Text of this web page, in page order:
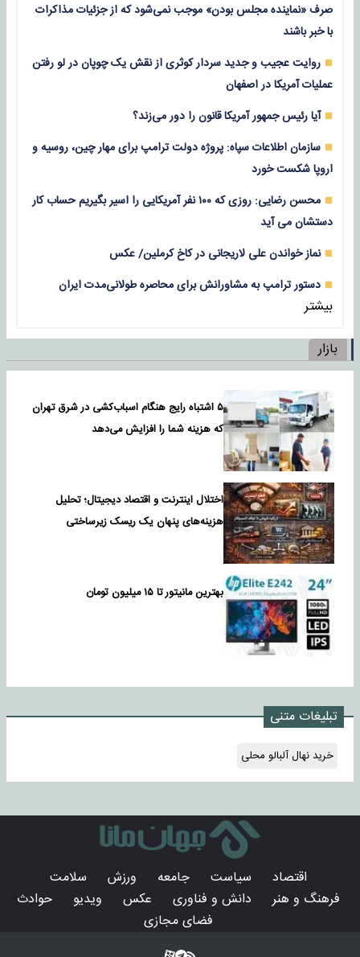
صرف «نماینده مجلس بودن» موجب نمی‌شود که از جزئیات مذاکرات
با خبر باشند
روایت عجیب و جدید سردار کوثری از نقش یک چوپان در لو رفتن
عملیات آمریکا در اصفهان
آیا رئیس جمهور آمریکا قانون را دور می‌زند؟
سازمان اطلاعات سپاه: پروژه دولت ترامپ برای مهار چین، روسیه و
اروپا شکست خورد
محسن رضایی: روزی که ۱۰۰ نفر آمریکایی را اسیر بگیریم حساب کار
دستشان می آید
نماز خواندن علی لاریجانی در کاخ کرملین/ عکس
دستور ترامپ به مشاورانش برای محاصره طولانی‌مدت ایران
بیشتر
بازار
۵ اشتباه رایج هنگام اسباب‌کشی در شرق تهران
که هزینه شما را افزایش می‌دهد
اختلال اینترنت و اقتصاد دیجیتال؛ تحلیل
هزینه‌های پنهان یک ریسک زیرساختی
بهترین مانیتور تا ۱۵ میلیون تومان
تبلیغات متنی
خرید نهال آلبالو محلی
اقتصاد سیاست جامعه ورزش
سلامت
فرهنگ و هنر
دانش و فناوری عکس ویدیو
حوادث
فضای مجازی